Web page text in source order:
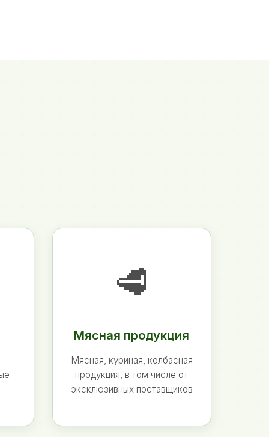
🥩
Мясная продукция
Мясная, куриная, колбасная
продукция, в том числе от
эксклюзивных поставщиков